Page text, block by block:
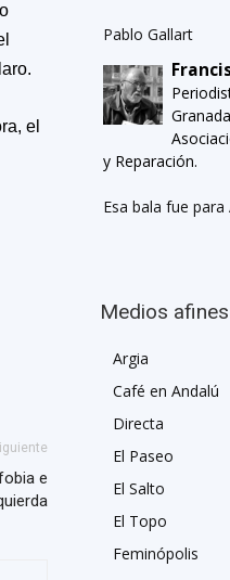
el
e
Pablo Gallart
y Reparación.
Esa bala fue
Medios afines
Argia
Café en Andalú
Directa
El Paseo
El Salto
El Topo
Feminópolis